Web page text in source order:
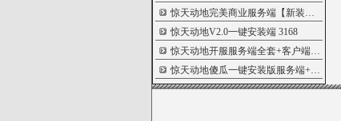
惊天动地完美商业服务端【新装备、长老
惊天动地V2.0一键安装端3168
惊天动地开服服务端全套+客户端（收藏版
惊天动地傻瓜一键安装版服务端+客户端